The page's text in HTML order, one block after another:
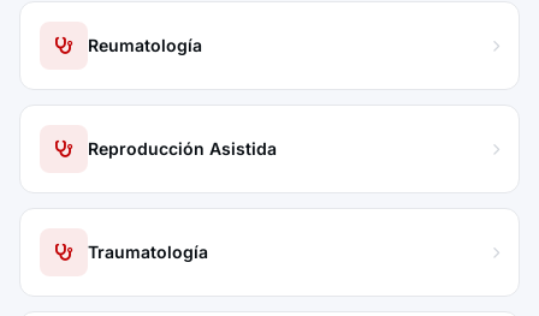
Reumatología
Reproducción Asistida
Traumatología